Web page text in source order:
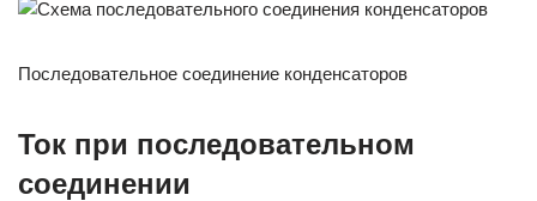
Последовательное соединение конденсаторов
Ток при последовательном
соединении